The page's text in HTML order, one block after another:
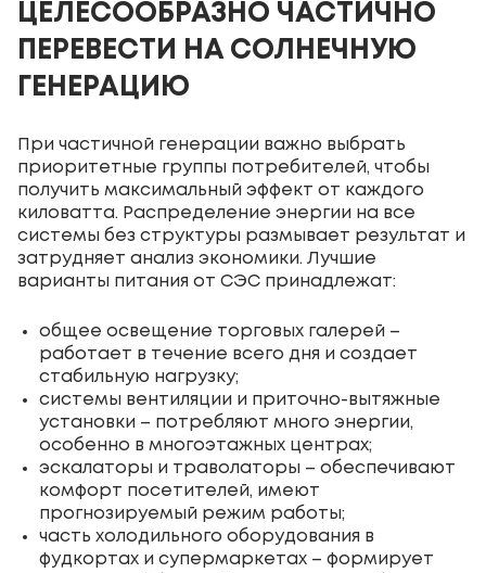
ЦЕЛЕСООБРАЗНО ЧАСТИЧНО
ПЕРЕВЕСТИ НА СОЛНЕЧНУЮ
ГЕНЕРАЦИЮ
При частичной генерации важно выбрать
приоритетные группы потребителей, чтобы
получить максимальный эффект от каждого
киловатта. Распределение энергии на все
системы без структуры размывает результат и
затрудняет анализ экономики. Лучшие
варианты питания от СЭС принадлежат:
общее освещение торговых галерей –
работает в течение всего дня и создает
стабильную нагрузку;
системы вентиляции и приточно-вытяжные
установки – потребляют много энергии,
особенно в многоэтажных центрах;
эскалаторы и траволаторы – обеспечивают
комфорт посетителей, имеют
прогнозируемый режим работы;
часть холодильного оборудования в
фудкортах и супермаркетах – формирует